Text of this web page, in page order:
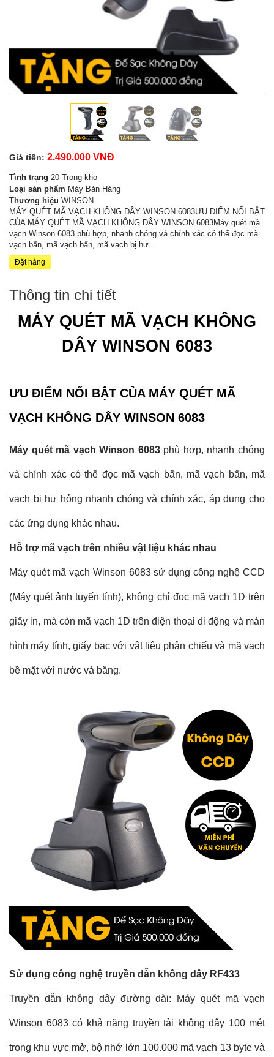
Giá tiền: 2.490.000 VNĐ
Tình trạng 20 Trong kho
Loại sản phẩm Máy Bán Hàng
Thương hiệu WINSON
MÁY QUÉT MÃ VẠCH KHÔNG DÂY WINSON 6083ƯU ĐIỂM NỔI BẬT
CỦA MÁY QUÉT MÃ VẠCH KHÔNG DÂY WINSON 6083Máy quét mã
vạch Winson 6083 phù hợp, nhanh chóng và chính xác có thể đọc mã
vạch bẩn, mã vạch bẩn, mã vạch bị hư...
Đặt hàng
Thông tin chi tiết
MÁY QUÉT MÃ VẠCH KHÔNG
DÂY WINSON 6083
ƯU ĐIỂM NỔI BẬT CỦA MÁY QUÉT MÃ
VẠCH KHÔNG DÂY WINSON 6083
Máy quét mã vạch Winson 6083phù hợp, nhanh chóng
và chính xác có thể đọc mã vạch bẩn, mã vạch bẩn, mã
vạch bị hư hỏng nhanh chóng và chính xác, áp dụng cho
các ứng dụng khác nhau.
Hỗ trợ mã vạch trên nhiều vật liệu khác nhau
Máy quét mã vạch Winson 6083 sử dụng công nghệ CCD
(Máy quét ảnh tuyến tính), không chỉ đọc mã vạch 1D trên
giấy in, mà còn mã vạch 1D trên điện thoại di động và màn
hình máy tính, giấy bạc với vật liệu phản chiếu và mã vạch
bề mặt với nước và băng.
Sử dụng công nghệ truyền dẫn không dây RF433
Truyền dẫn không dây đường dài: Máy quét mã vạch
Winson 6083 có khả năng truyền tải không dây 100 mét
trong khu vực mở, bộ nhớ lớn 100.000 mã vạch 13 byte và